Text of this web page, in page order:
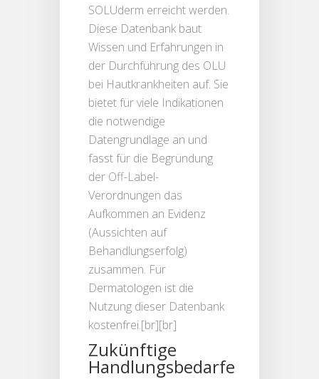
SOLUderm erreicht werden.
Diese Datenbank baut
Wissen und Erfahrungen in
der Durchführung des OLU
bei Hautkrankheiten auf. Sie
bietet für viele Indikationen
die notwendige
Datengrundlage an und
fasst für die Begründung
der Off-Label-
Verordnungen das
Aufkommen an Evidenz
(Aussichten auf
Behandlungserfolg)
zusammen. Für
Dermatologen ist die
Nutzung dieser Datenbank
kostenfrei.[br][br]
Zukünftige
Handlungsbedarfe